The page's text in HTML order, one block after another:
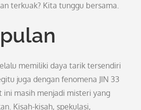
terkuak? Kita tunggu bersama.
memiliki daya tarik tersendiri
juga dengan fenomena JIN 33
ini masih menjadi misteri yang
Kisah-kisah, spekulasi,